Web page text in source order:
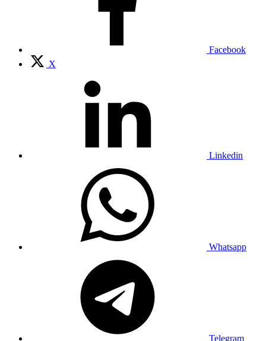
Facebook
X
Linkedin
Whatsapp
Telegram